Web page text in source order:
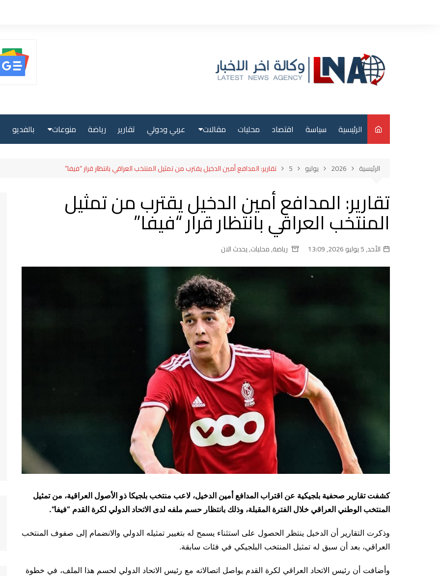
الرئيسية سياسة اقتصاد محليات مقالات
دولية
عربي ودولي تقارير رياضة منوعات بالفديو
الرئيسية 2026 يوليو 5 تقارير: المدافع أمين الدخيل يقترب من تمثيل المنتخب العراقي بانتظار قرار “فيفا”
تقارير: المدافع أمين الدخيل يقترب من تمثيل
المنتخب العراقي بانتظار قرار “فيفا”
الأحد, 5 يوليو 2026, 13:09 رياضة,محليات,يحدث الان
كشفت تقارير صحفية بلجيكية عن اقتراب المدافع أمين الدخيل، لاعب منتخب بلجيكا ذو الأصول العراقية، من تمثيل
المنتخب الوطني العراقي خلال الفترة المقبلة، وذلك بانتظار حسم ملفه لدى الاتحاد الدولي لكرة القدم “فيفا”.
وذكرت التقارير أن الدخيل ينتظر الحصول على استثناء يسمح له بتغيير تمثيله الدولي والانضمام إلى صفوف المنتخب
العراقي، بعد أن سبق له تمثيل المنتخب البلجيكي في فئات سابقة.
وأضافت أن رئيس الاتحاد العراقي لكرة القدم يواصل اتصالاته مع رئيس الاتحاد الدولي لحسم هذا الملف، في خطوة